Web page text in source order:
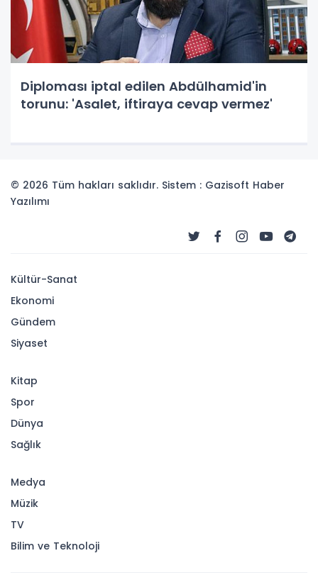
Diploması iptal edilen Abdülhamid'in
torunu: 'Asalet, iftiraya cevap vermez'
© 2026 Tüm hakları saklıdır. Sistem : Gazisoft Haber
Yazılımı
Kültür-Sanat
Ekonomi
Gündem
Siyaset
Kitap
Spor
Dünya
Sağlık
Medya
Müzik
TV
Bilim ve Teknoloji